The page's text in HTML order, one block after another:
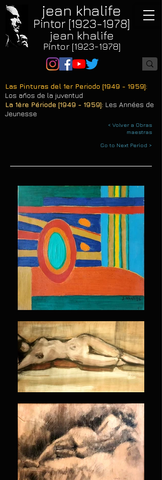
jean khalife
Pintor [1923-1978]
jean khalife
Pintor [1923-1978]
Las Pinturas del 1er Periodo [1949 - 1959]:
Los años de la juventud
La 1ère Période [1949 - 1959]: Les Années de
Jeunesse
< Volver a Obras
maestras
Go to Next Period >